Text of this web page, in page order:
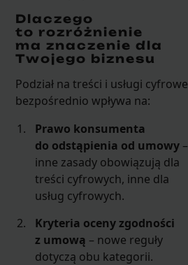
Dlaczego
to rozróżnienie
ma znaczenie dla
Twojego biznesu
Podział na treści i usługi cyfrowe
bezpośrednio wpływa na:
Prawo konsumenta
do odstąpienia od umowy –
inne zasady obowiązują dla
treści cyfrowych, inne dla
usług cyfrowych.
Kryteria oceny zgodności
z umową – nowe reguły
dotyczą obu kategorii.